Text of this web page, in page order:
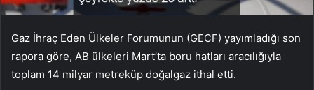
Gaz İhraç Eden Ülkeler Forumunun (GECF) yayımladığı son
rapora göre, AB ülkeleri Mart’ta boru hatları aracılığıyla
toplam 14 milyar metreküp doğalgaz ithal etti.